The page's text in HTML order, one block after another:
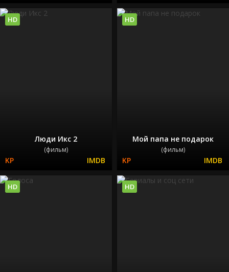
Люди Икс 2
(фильм)
HD
Мой папа не подарок
(фильм)
HD
HD HD